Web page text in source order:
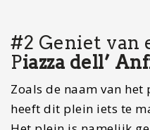
boog aan de linkerzijde
tijd afstamt. Ook zijn er
die hier gebouwd zijn
het Amfitheater
gevangenis, slachthuis